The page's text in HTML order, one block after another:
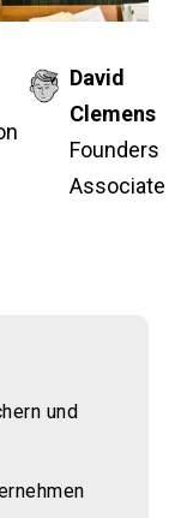
David
Clemens
Founders
Associate
und